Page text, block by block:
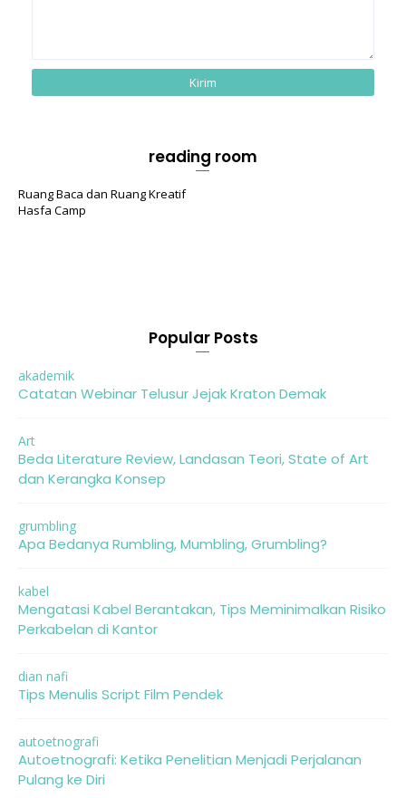
reading room
Ruang Baca dan Ruang Kreatif
Hasfa Camp
Popular Posts
akademik
Catatan Webinar Telusur Jejak Kraton Demak
Art
Beda Literature Review, Landasan Teori, State of Art
dan Kerangka Konsep
grumbling
Apa Bedanya Rumbling, Mumbling, Grumbling?
kabel
Mengatasi Kabel Berantakan, Tips Meminimalkan Risiko
Perkabelan di Kantor
dian nafi
Tips Menulis Script Film Pendek
autoetnografi
Autoetnografi: Ketika Penelitian Menjadi Perjalanan
Pulang ke Diri